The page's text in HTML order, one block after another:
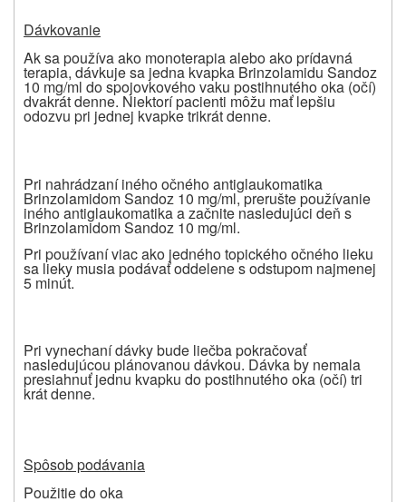
Dávkovanie
Ak sa používa ako monoterapia alebo ako prídavná
terapia, dávkuje sa jedna kvapka Brinzolamidu Sandoz
10 mg/ml do spojovkového vaku postihnutého oka (očí)
dvakrát denne. Niektorí pacienti môžu mať lepšiu
odozvu pri jednej kvapke trikrát denne.
Pri nahrádzaní iného očného antiglaukomatika
Brinzolamidom Sandoz 10 mg/ml, prerušte používanie
iného antiglaukomatika a začnite nasledujúci deň s
Brinzolamidom Sandoz 10 mg/ml.
Pri používaní viac ako jedného topického očného lieku
sa lieky musia podávať oddelene s odstupom najmenej
5 minút.
Pri vynechaní dávky bude liečba pokračovať
nasledujúcou plánovanou dávkou. Dávka by nemala
presiahnuť jednu kvapku do postihnutého oka (očí) tri
krát denne.
Spôsob podávania
Použitie do oka